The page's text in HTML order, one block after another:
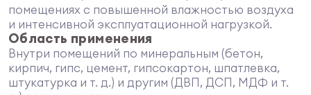
помещениях с повышенной влажностью воздуха
и интенсивной эксплуатационной нагрузкой.
Область применения
Внутри помещений по минеральным (бетон,
кирпич, гипс, цемент, гипсокартон, шпатлевка,
штукатурка и т. д.) и другим (ДВП, ДСП, МДФ и т.